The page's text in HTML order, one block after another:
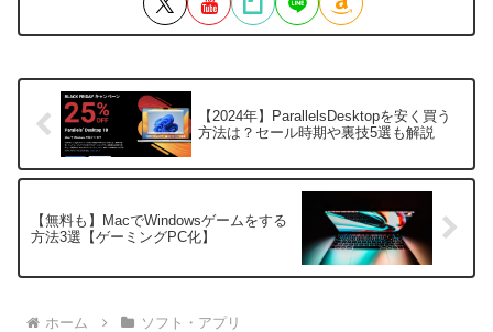
【2024年】ParallelsDesktopを安く買う
方法は？セール時期や裏技5選も解説
【無料も】MacでWindowsゲームをする
方法3選【ゲーミングPC化】
ホーム ソフト・アプリ